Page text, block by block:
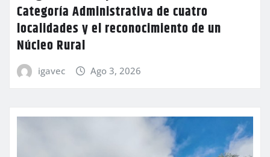
Categoría Administrativa de cuatro
localidades y el reconocimiento de un
Núcleo Rural
igavec Ago 3, 2026